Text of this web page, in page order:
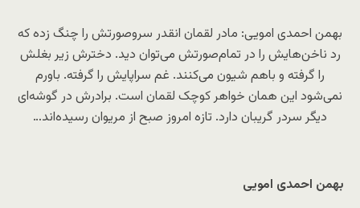
بهمن احمدی امویی: مادر لقمان انقدر سروصورتش را چنگ زده که
رد ناخن‌هایش را در تمام‌صورتش می‌توان دید. دخترش زیر بغلش
را گرفته و باهم شیون می‌کنند. غم سراپایش را گرفته. باورم
نمی‌شود این همان خواهر کوچک لقمان است. برادرش در گوشه‌ای
دیگر سردر گریبان دارد. تازه امروز صبح از مریوان رسیده‌اند…
بهمن احمدی امویی